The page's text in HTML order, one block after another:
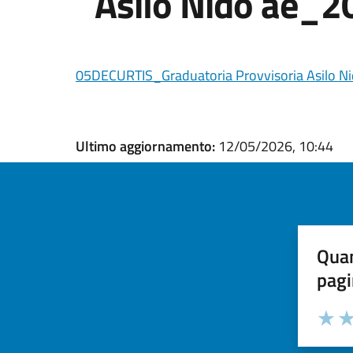
05DECURTIS_Graduatoria Provvisoria Asilo
Ultimo aggiornamento: 12/05/2026, 10:44
Valuta